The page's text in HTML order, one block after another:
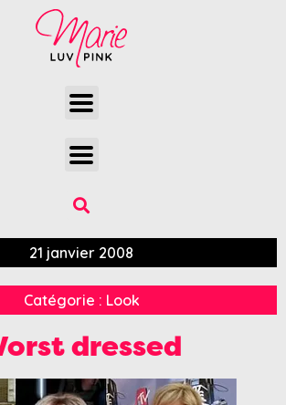
21 janvier 2008
Catégorie : Look
dressed